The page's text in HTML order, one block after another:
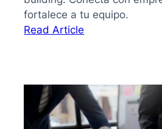
fortalece a tu equipo.
Read Article
–
Edición
Pádel